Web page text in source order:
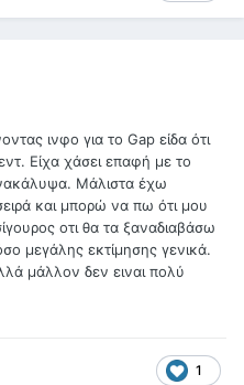
ινφο για το Gap είδα ότι
Είχα χάσει επαφή με το
Μάλιστα έχω
και μπορώ να πω ότι μου
οτι θα τα ξαναδιαβάσω
μεγάλης εκτίμησης γενικά.
μάλλον δεν ειναι πολύ
1